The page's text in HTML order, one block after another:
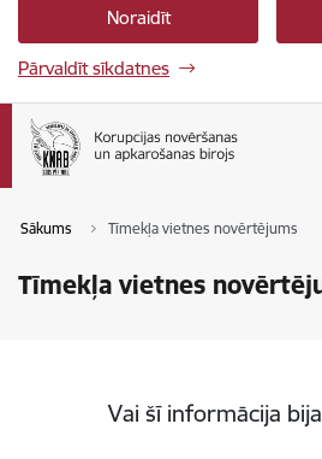
Noraidīt
Pārvaldīt sīkdatnes
Sākums Tīmekļa vietnes novērtējums
Tīmekļa vietnes
Vai šī informācija